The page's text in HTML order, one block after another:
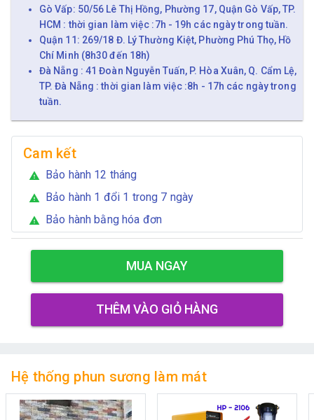
Gò Vấp: 50/56 Lê Thị Hồng, Phường 17, Quận Gò Vấp, TP.
HCM : thời gian làm việc :7h - 19h các ngày trong tuần.
Quận 11: 269/18 Đ. Lý Thường Kiệt, Phường Phú Thọ, Hồ
Chí Minh (8h30 đến 18h)
Đà Nẵng : 41 Đoàn Nguyễn Tuấn, P. Hòa Xuân, Q. Cẩm Lệ,
TP. Đà Nẵng : thời gian làm việc :8h - 17h các ngày trong
tuần.
Cam kết
warning Bảo hành 12 tháng
warning Bảo hành 1 đổi 1 trong 7 ngày
warning Bảo hành bằng hóa đơn
MUA NGAY
THÊM VÀO GIỎ HÀNG
Hệ thống phun sương làm mát